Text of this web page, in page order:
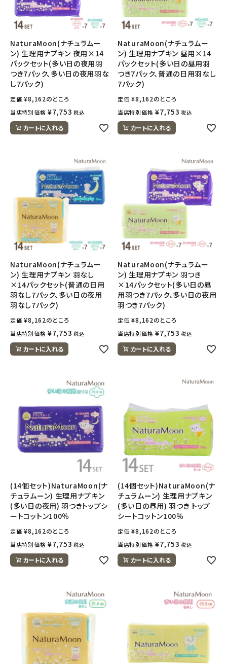
meeting_room ログイン 会員登録
NaturaMoon(ナチュラムー
ン) 生理用ナプキン 夜用×14
パックセット(多い日の夜用羽
つき7パック、多い日の夜用羽な
し7パック)
定価 ¥8,162のところ
当店特別価格 ¥7,753 税込
カートに入れる
NaturaMoon(ナチュラムー
ン) 生理用ナプキン 昼用×14
パックセット(多い日の昼用羽
つき7パック、普通の日用羽なし
7パック)
定価 ¥8,162のところ
当店特別価格 ¥7,753 税込
カートに入れる
NaturaMoon(ナチュラムー
ン) 生理用ナプキン 羽なし
×14パックセット(普通の日用
羽なし7パック、多い日の夜用
羽なし7パック)
定価 ¥8,162のところ
当店特別価格 ¥7,753 税込
カートに入れる
NaturaMoon(ナチュラムー
ン) 生理用ナプキン 羽つき
×14パックセット(多い日の昼
用羽つき7パック、多い日の夜用
羽つき7パック)
定価 ¥8,162のところ
当店特別価格 ¥7,753 税込
カートに入れる
(14個セット)NaturaMoon(ナ
チュラムーン) 生理用ナプキン
(多い日の夜用) 羽つきトップシ
ートコットン100％
定価 ¥8,162のところ
当店特別価格 ¥7,753 税込
カートに入れる
(14個セット)NaturaMoon(ナ
チュラムーン) 生理用ナプキン
(多い日の昼用) 羽つき トップ
シートコットン100％
定価 ¥8,162のところ
当店特別価格 ¥7,753 税込
カートに入れる